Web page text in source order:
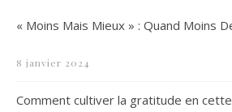
« Moins Mais Mieux » : Quand Moins
8 janvier 2024
Comment cultiver la gratitude en cette